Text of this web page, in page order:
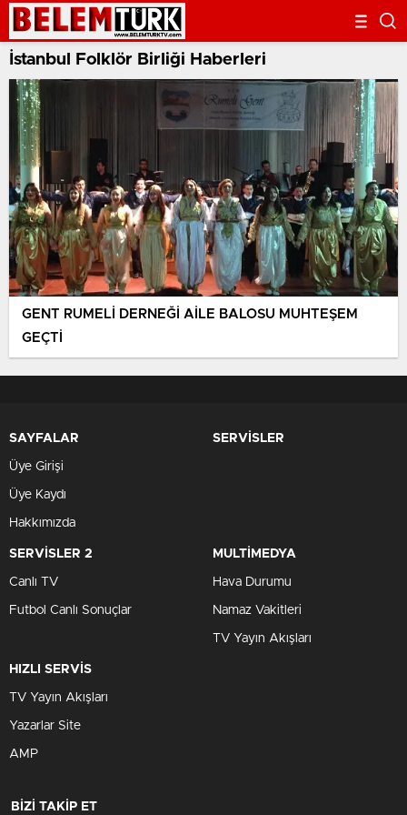
İstanbul Folklör Birliği Haberleri
GENT RUMELİ DERNEĞİ AİLE BALOSU MUHTEŞEM
GEÇTİ
SAYFALAR
Üye Girişi
Üye Kaydı
Hakkımızda
SERVİSLER
SERVİSLER 2
Canlı TV
Futbol Canlı Sonuçlar
MULTİMEDYA
Hava Durumu
Namaz Vakitleri
TV Yayın Akışları
HIZLI SERVİS
TV Yayın Akışları
Yazarlar Site
AMP
BİZİ TAKİP ET